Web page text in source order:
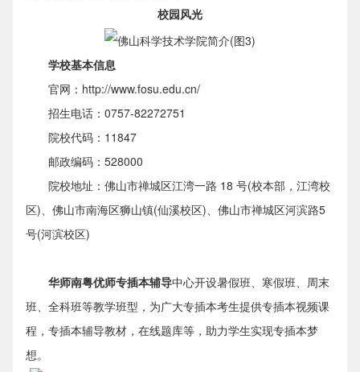
校园风光
学校基本信息
官网：http://www.fosu.edu.cn/
招生电话：0757-82272751
院校代码：11847
邮政编码：528000
院校地址：佛山市禅城区江湾一路 18 号(校本部，江湾校
区)、佛山市南海区狮山镇(仙溪校区)、佛山市禅城区河滨路5
号(河滨校区)
华师南粤优师专插本辅导中心开设暑假班、寒假班、周末
班、全科班等教学班型，为广大专插本考生提供专插本视频课
程，专插本辅导教材，在线题库等，助力学生实现专插本梦
想。